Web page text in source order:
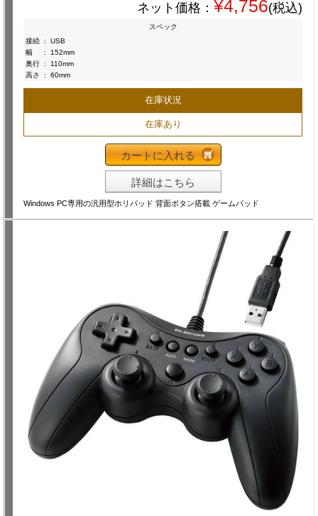
ネット価格： ¥4,756(税込)
スペック
接続 :
USB
幅
:
152mm
奥行 :
110mm
高さ
: 60mm
在庫状況
在庫あり
カートに入れる
詳細はこちら
Windows PC専用の汎用型ホリパッド 背面ボタン搭載 ゲームパッド